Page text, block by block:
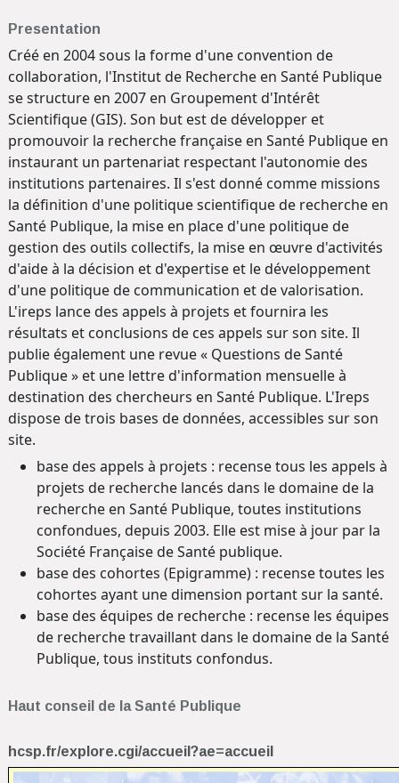
Presentation
Créé en 2004 sous la forme d'une convention de
collaboration, l'Institut de Recherche en Santé Publique
se structure en 2007 en Groupement d'Intérêt
Scientifique (GIS). Son but est de développer et
promouvoir la recherche française en Santé Publique en
instaurant un partenariat respectant l'autonomie des
institutions partenaires. Il s'est donné comme missions
la définition d'une politique scientifique de recherche en
Santé Publique, la mise en place d'une politique de
gestion des outils collectifs, la mise en œuvre d'activités
d'aide à la décision et d'expertise et le développement
d'une politique de communication et de valorisation.
L'ireps lance des appels à projets et fournira les
résultats et conclusions de ces appels sur son site. Il
publie également une revue « Questions de Santé
Publique » et une lettre d'information mensuelle à
destination des chercheurs en Santé Publique. L'Ireps
dispose de trois bases de données, accessibles sur son
site.
base des appels à projets : recense tous les appels à
projets de recherche lancés dans le domaine de la
recherche en Santé Publique, toutes institutions
confondues, depuis 2003. Elle est mise à jour par la
Société Française de Santé publique.
base des cohortes (Epigramme) : recense toutes les
cohortes ayant une dimension portant sur la santé.
base des équipes de recherche : recense les équipes
de recherche travaillant dans le domaine de la Santé
Publique, tous instituts confondus.
Haut conseil de la Santé Publique
hcsp.fr/explore.cgi/accueil?ae=accueil